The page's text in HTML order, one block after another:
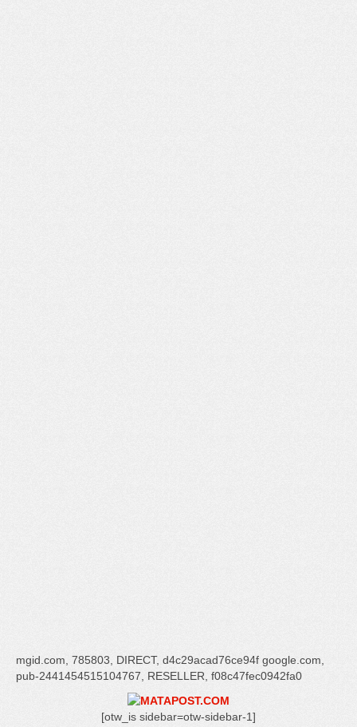
mgid.com, 785803, DIRECT, d4c29acad76ce94f google.com,
pub-2441454515104767, RESELLER, f08c47fec0942fa0
[otw_is sidebar=otw-sidebar-1]